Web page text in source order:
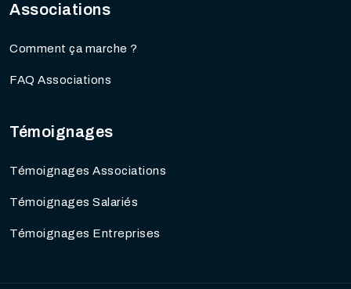
Associations
Comment ça marche ?
FAQ Associations
Témoignages
Témoignages Associations
Témoignages Salariés
Témoignages Entreprises